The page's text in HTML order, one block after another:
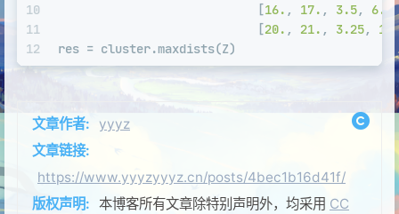
10
11
12
                            [
16. , 17. , 3.5, 6.
],
                            [
20. , 21. , 3.25, 12.
res = cluster.maxdists(Z)
文章作者:
yyyz
文章链接:
https://www.yyyzyyyz.cn/posts/4bec1b16d41f/
版权声明: 本博客所有文章除特别声明外，均采用 CC